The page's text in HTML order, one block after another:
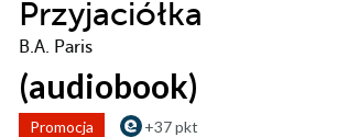
Przyjaciółka
B.A. Paris
(audiobook)
Promocja +37 pkt